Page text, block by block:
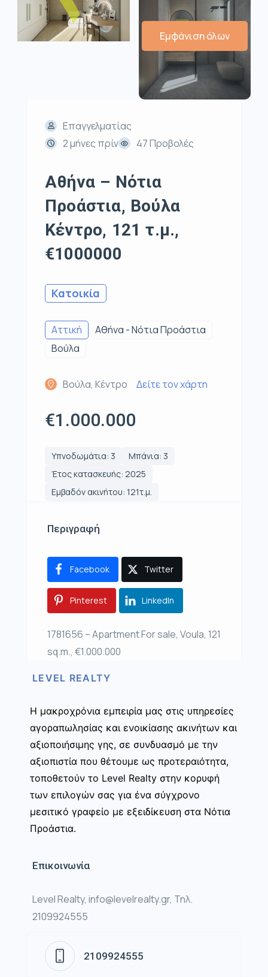
Εμφάνιση όλων
Επαγγελματίας
2 μήνες πρίν
47 Προβολές
Αθήνα – Νότια
Προάστια, Βούλα
Κέντρο, 121 τ.μ.,
€1000000
Κατοικία
Αττική
Αθήνα - Νότια Προάστια
Βούλα
Βούλα, Κέντρο Δείτε τον χάρτη
€1.000.000
Υπνοδωμάτια: 3
Μπάνια: 3
Έτος κατασκευής: 2025
Εμβαδόν ακινήτου: 121τ.μ.
Περιγραφή
Facebook Twitter
Pinterest LinkedIn
1781656 – Apartment For sale, Voula, 121
sq.m., €1.000.000
LEVEL REALTY
Η μακροχρόνια εμπειρία μας στις υπηρεσίες
αγοραπωλησίας και ενοικίασης ακινήτων και
αξιοποιήσιμης γης, σε συνδυασμό με την
αξιοπιστία που θέτουμε ως προτεραιότητα,
τοποθετούν το Level Realty στην κορυφή
των επιλογών σας για ένα σύγχρονο
μεσιτικό γραφείο με εξειδίκευση στα Νότια
Προάστια.
Επικοινωνία
Level Realty, info@levelrealty.gr, Τηλ.
2109924555
2109924555